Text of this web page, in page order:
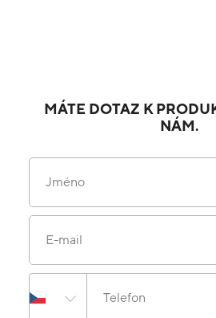
MÁTE DOTAZ K
NÁM.
Jméno
E-mail
Telefon